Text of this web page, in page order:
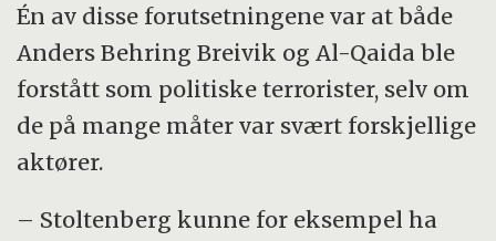
Én av disse forutsetningene var at både
Anders Behring Breivik og Al-Qaida ble
forstått som politiske terrorister, selv om
de på mange måter var svært forskjellige
aktører.
– Stoltenberg kunne for eksempel ha